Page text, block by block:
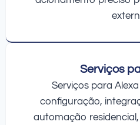
Serviços
Serviços para
configuração,
automação